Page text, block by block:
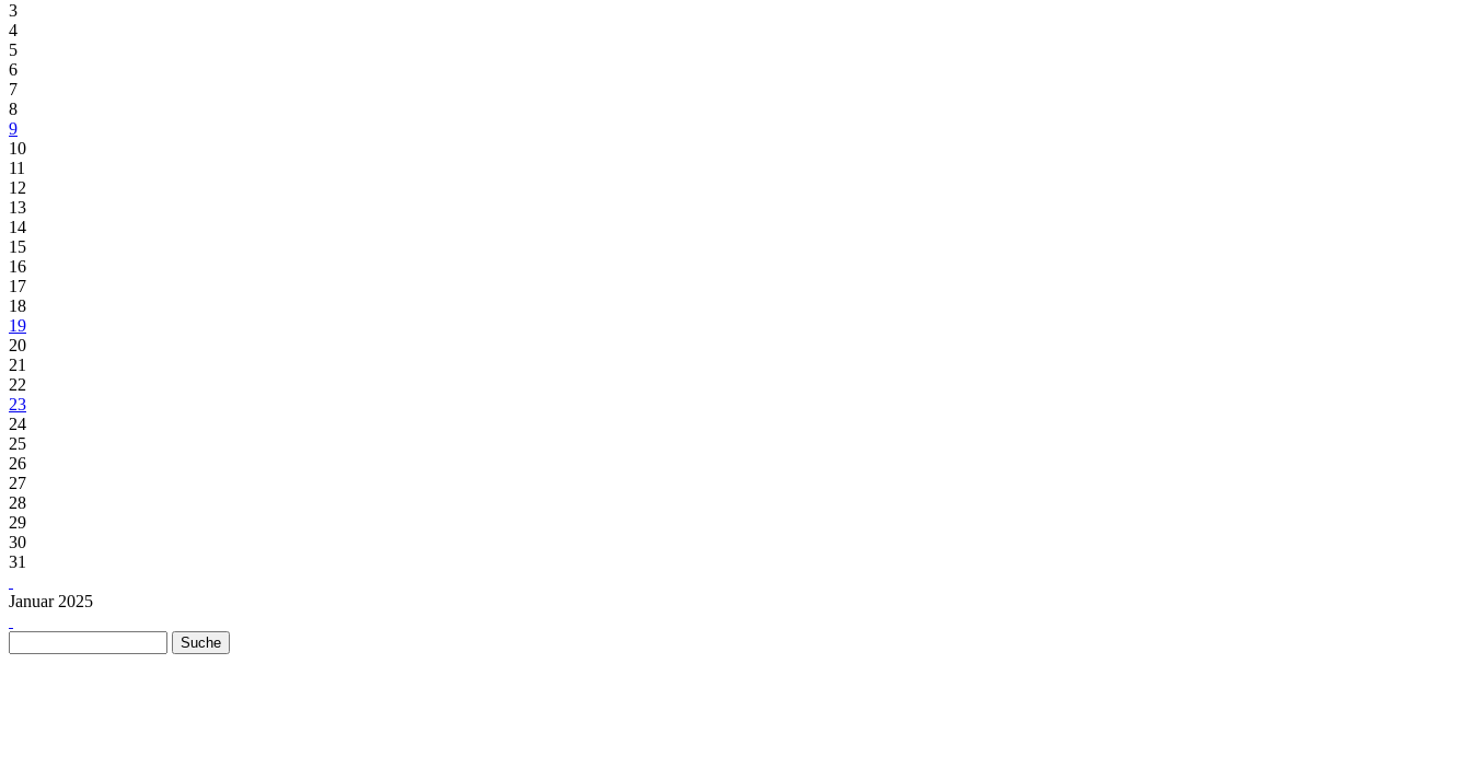
3
4
5
6
7
8
9
10
11
12
13
14
15
16
17
18
19
20
21
22
23
24
25
26
27
28
29
30
31
Januar 2025